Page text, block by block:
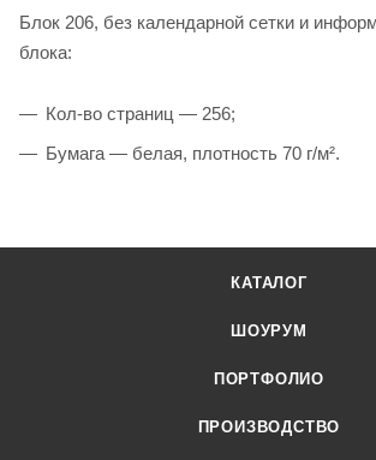
Блок 206, без календарной сетки и
блока:
Кол-во страниц — 256;
Бумага — белая, плотность 70 г/м².
КАТАЛОГ
ШОУРУМ
ПОРТФОЛИО
ПРОИЗВОДСТВО